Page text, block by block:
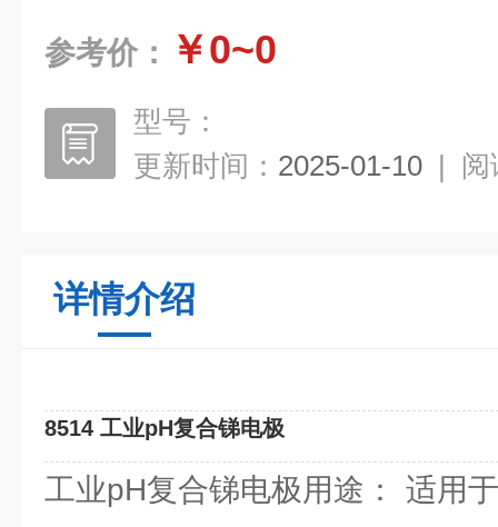
参考价： ￥0~0
型号：
更新时间： 2025-01-10 | 阅
详情介绍
8514 工业pH复合锑电极
工业pH复合锑电极用途： 适用